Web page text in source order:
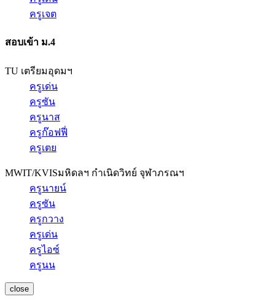
ครูเจต
สอบเข้า ม.4
TU เตรียมอุดมฯ
ครูเด่น
ครูซัน
ครูนาส
ครูก๊อฟฟี่
ครูเตย
MWIT/KVISมหิดลฯ กำเนิดวิทย์ จุฬาภรณฯ
ครูนายน์
ครูซัน
ครูกวาง
ครูเด่น
ครูไอซ์
ครูนน
close